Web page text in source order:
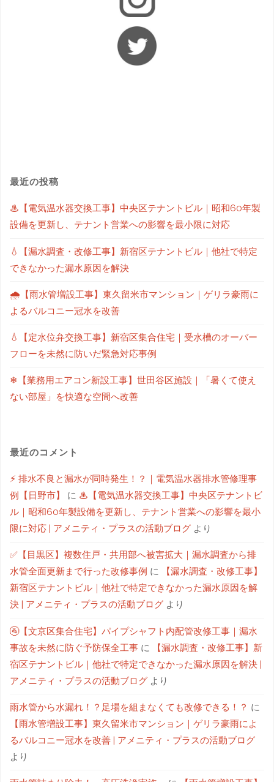
最近の投稿
♨【電気温水器交換工事】中央区テナントビル｜昭和60年製
設備を更新し、テナント営業への影響を最小限に対応
💧【漏水調査・改修工事】新宿区テナントビル｜他社で特定
できなかった漏水原因を解決
🌧【雨水管増設工事】東久留米市マンション｜ゲリラ豪雨に
よるバルコニー冠水を改善
💧【定水位弁交換工事】新宿区集合住宅｜受水槽のオーバー
フローを未然に防いだ緊急対応事例
❄【業務用エアコン新設工事】世田谷区施設｜「暑くて使え
ない部屋」を快適な空間へ改善
最近のコメント
⚡ 排水不良と漏水が同時発生！？｜電気温水器排水管修理事
例【日野市】
に ♨【電気温水器交換工事】中央区テナントビ
ル｜昭和60年製設備を更新し、テナント営業への影響を最小
限に対応 | アメニティ・プラスの活動ブログ より
✅【目黒区】複数住戸・共用部へ被害拡大｜漏水調査から排
水管全面更新まで行った改修事例 に
【漏水調査・改修工事】
新宿区テナントビル｜他社で特定できなかった漏水原因を解
決 | アメニティ・プラスの活動ブログ より
🚰【文京区集合住宅】パイプシャフト内配管改修工事｜漏水
事故を未然に防ぐ予防保全工事 に
【漏水調査・改修工事】新
宿区テナントビル｜他社で特定できなかった漏水原因を解決 |
アメニティ・プラスの活動ブログ より
雨水管から水漏れ！？足場を組まなくても改修できる！？ に
【雨水管増設工事】東久留米市マンション｜ゲリラ豪雨によ
るバルコニー冠水を改善 | アメニティ・プラスの活動ブログ
より